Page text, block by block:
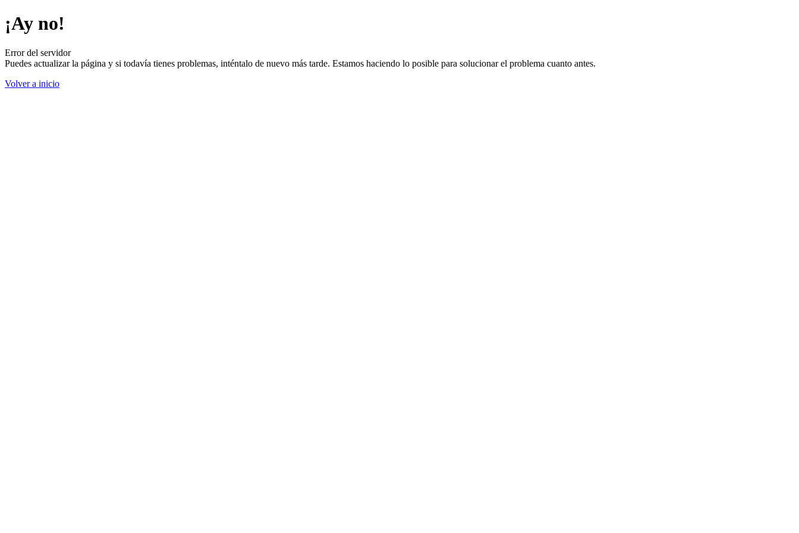
¡Ay no!
Error del servidor
Puedes actualizar la página y si todavía tienes problemas, inténtalo de nuevo más tarde. Estamos haciendo lo posible para solucionar el problema cuanto antes.
Volver a inicio